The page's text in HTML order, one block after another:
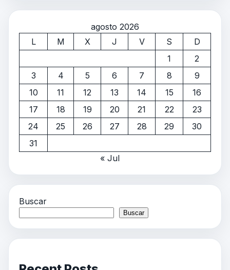
agosto 2026
L
M X J V S
D
1
2
3
4 5 6 7 8
9
10
11 12 13 14 15
16
17
18 19 20 21 22
23
24
25 26 27 28 29
30
31
« Jul
Buscar
Buscar